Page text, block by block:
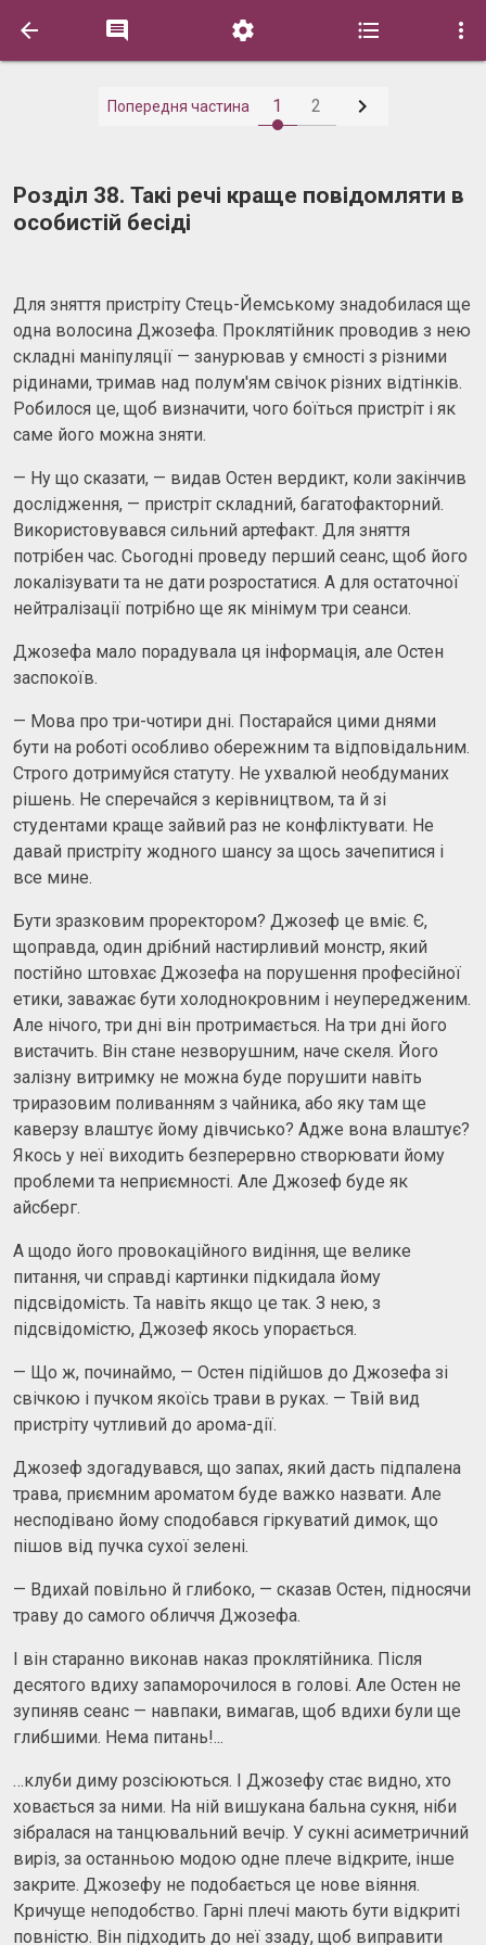
    
Попередня частина 1 2 
Розділ 38. Такі речі краще повідомляти в
особистій бесіді
Для зняття пристріту Стець-Йемському знадобилася ще
одна волосина Джозефа. Проклятійник проводив з нею
складні маніпуляції — занурював у ємності з різними
рідинами, тримав над полум'ям свічок різних відтінків.
Робилося це, щоб визначити, чого боїться пристріт і як
саме його можна зняти.
— Ну що сказати, — видав Остен вердикт, коли закінчив
дослідження, — пристріт складний, багатофакторний.
Використовувався сильний артефакт. Для зняття
потрібен час. Сьогодні проведу перший сеанс, щоб його
локалізувати та не дати розростатися. А для остаточної
нейтралізації потрібно ще як мінімум три сеанси.
Джозефа мало порадувала ця інформація, але Остен
заспокоїв.
— Мова про три-чотири дні. Постарайся цими днями
бути на роботі особливо обережним та відповідальним.
Строго дотримуйся статуту. Не ухвалюй необдуманих
рішень. Не сперечайся з керівництвом, та й зі
студентами краще зайвий раз не конфліктувати. Не
давай пристріту жодного шансу за щось зачепитися і
все мине.
Бути зразковим проректором? Джозеф це вміє. Є,
щоправда, один дрібний настирливий монстр, який
постійно штовхає Джозефа на порушення професійної
етики, заважає бути холоднокровним і неупередженим.
Але нічого, три дні він протримається. На три дні його
вистачить. Він стане незворушним, наче скеля. Його
залізну витримку не можна буде порушити навіть
триразовим поливанням з чайника, або яку там ще
каверзу влаштує йому дівчисько? Адже вона влаштує?
Якось у неї виходить безперервно створювати йому
проблеми та неприємності. Але Джозеф буде як
айсберг.
А щодо його провокаційного видіння, ще велике
питання, чи справді картинки підкидала йому
підсвідомість. Та навіть якщо це так. З нею, з
підсвідомістю, Джозеф якось упорається.
— Що ж, починаймо, — Остен підійшов до Джозефа зі
свічкою і пучком якоїсь трави в руках. — Твій вид
пристріту чутливий до арома-дії.
Джозеф здогадувався, що запах, який дасть підпалена
трава, приємним ароматом буде важко назвати. Але
несподівано йому сподобався гіркуватий димок, що
пішов від пучка сухої зелені.
— Вдихай повільно й глибоко, — сказав Остен, підносячи
траву до самого обличчя Джозефа.
І він старанно виконав наказ проклятійника. Після
десятого вдиху запаморочилося в голові. Але Остен не
зупиняв сеанс — навпаки, вимагав, щоб вдихи були ще
глибшими. Нема питань!...
…клуби диму розсіюються. І Джозефу стає видно, хто
ховається за ними. На ній вишукана бальна сукня, ніби
зібралася на танцювальний вечір. У сукні асиметричний
виріз, за останньою модою одне плече відкрите, інше
закрите. Джозефу не подобається це нове віяння.
Кричуще неподобство. Гарні плечі мають бути відкриті
повністю. Він підходить до неї ззаду, щоб виправити